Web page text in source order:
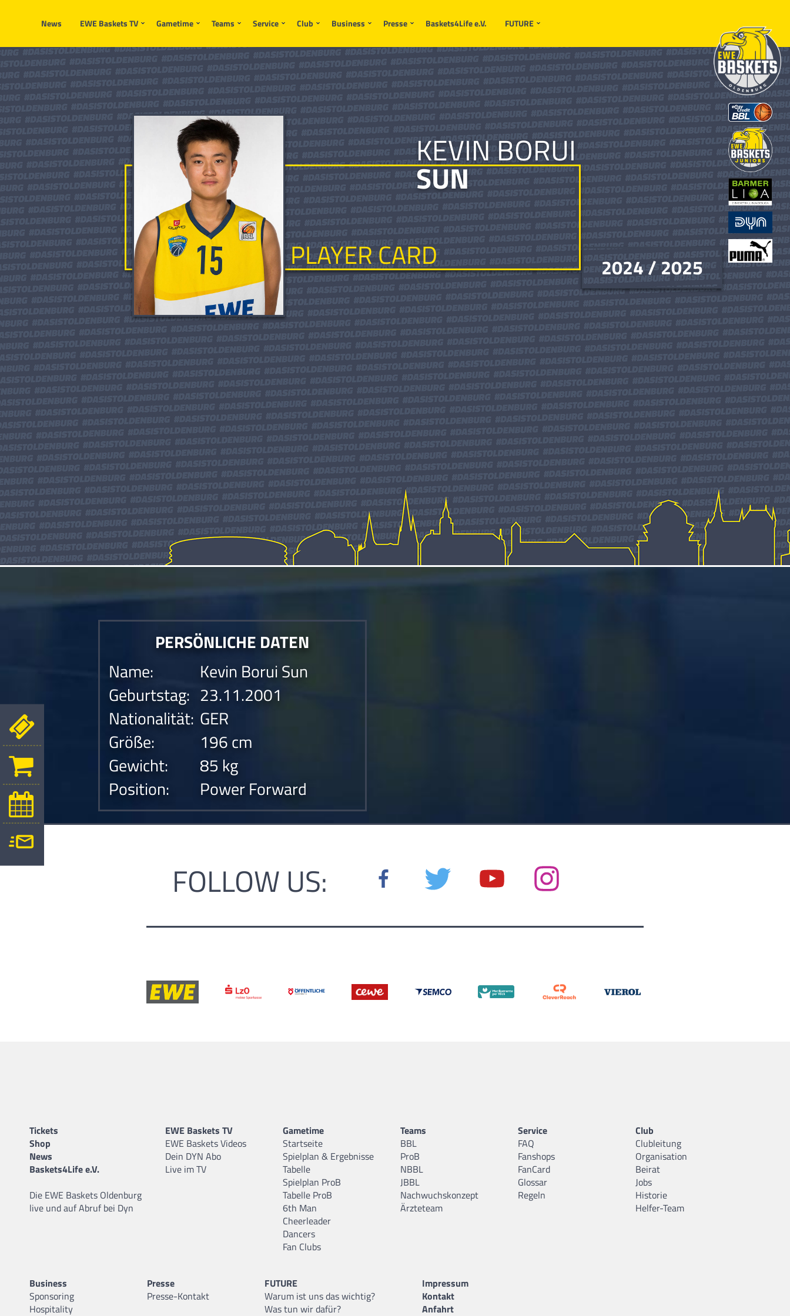
News EWE Baskets TV Gametime Teams Service Club Business Presse Baskets4Life e.V. FUTURE
KEVIN BORUI
SUN
PLAYER CARD 2024 / 2025
PERSÖNLICHE DATEN
Name:
Kevin Borui Sun
Geburtstag: 23.11.2001
Nationalität: GER
Größe:
196 cm
Gewicht:
85 kg
Position:
Power Forward
FOLLOW US:
Tickets
Shop
News
Baskets4Life e.V.
Die EWE Baskets Oldenburg
live und auf Abruf bei Dyn
EWE Baskets TV
EWE Baskets Videos
Dein DYN Abo
Live im TV
Gametime
Startseite
Spielplan & Ergebnisse
Tabelle
Spielplan ProB
Tabelle ProB
6th Man
Cheerleader
Dancers
Fan Clubs
Teams
BBL
ProB
NBBL
JBBL
Nachwuchskonzept
Ärzteteam
Service
FAQ
Fanshops
FanCard
Glossar
Regeln
Club
Clubleitung
Organisation
Beirat
Jobs
Historie
Helfer-Team
Business
Sponsoring
Hospitality
Presse
Presse-Kontakt
FUTURE
Warum ist uns das wichtig?
Was tun wir dafür?
Impressum
Kontakt
Anfahrt